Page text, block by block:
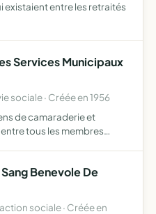
existaient entre les retraités
Services Municipaux
sociale · Créée en 1956
de camaraderie et
tous les membres
Benevole De
sociale · Créée en